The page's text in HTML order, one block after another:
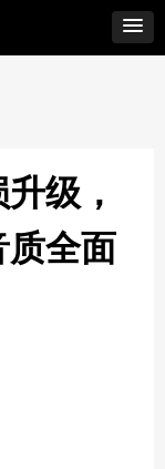
级，
质全面